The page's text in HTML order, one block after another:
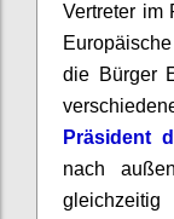
Vertreter im
die Bürger
Präsident
nach